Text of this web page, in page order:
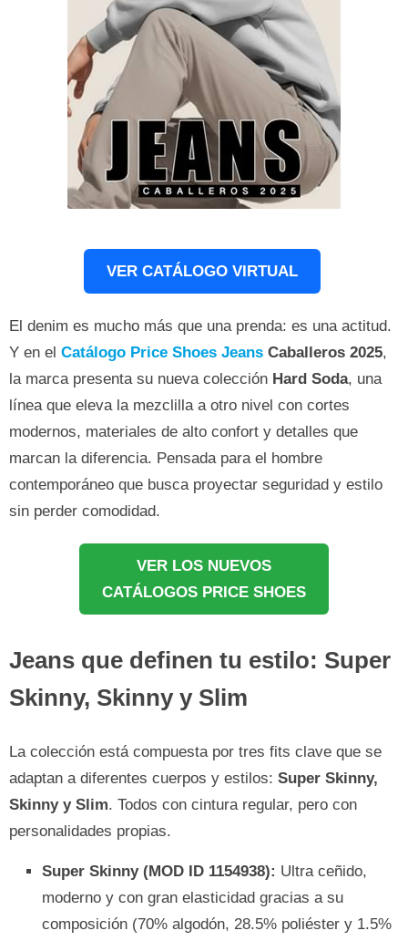
VER CATÁLOGO VIRTUAL
El denim es mucho más que una prenda: es una actitud.
Y en el Catálogo Price Shoes Jeans Caballeros 2025,
la marca presenta su nueva colección Hard Soda, una
línea que eleva la mezclilla a otro nivel con cortes
modernos, materiales de alto confort y detalles que
marcan la diferencia. Pensada para el hombre
contemporáneo que busca proyectar seguridad y estilo
sin perder comodidad.
VER LOS NUEVOS
CATÁLOGOS PRICE SHOES
Jeans que definen tu estilo: Super
Skinny, Skinny y Slim
La colección está compuesta por tres fits clave que se
adaptan a diferentes cuerpos y estilos: Super Skinny,
Skinny y Slim. Todos con cintura regular, pero con
personalidades propias.
Super Skinny (MOD ID 1154938): Ultra ceñido,
moderno y con gran elasticidad gracias a su
composición (70% algodón, 28.5% poliéster y 1.5%